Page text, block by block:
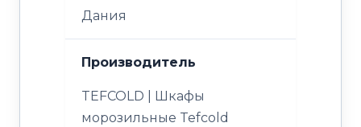
Дания
Производитель
TEFCOLD | Шкафы
морозильные Tefcold